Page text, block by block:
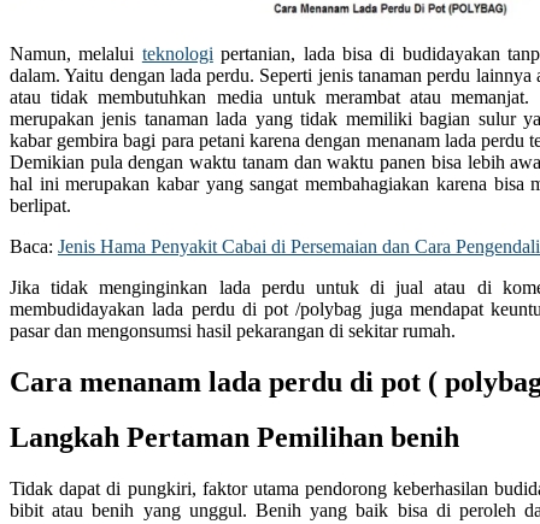
Namun, melalui teknologi pertanian, lada bisa di budidayakan
dalam. Yaitu dengan lada perdu. Seperti jenis tanaman perdu
atau tidak membutuhkan media untuk merambat atau
merupakan jenis tanaman lada yang tidak memiliki bagian sulur
kabar gembira bagi para petani karena dengan menanam lada perdu
Demikian pula dengan waktu tanam dan waktu panen bisa lebih
hal ini merupakan kabar yang sangat membahagiakan karena bisa
berlipat.
Baca: Jenis Hama Penyakit Cabai di Persemaian dan Cara
Jika tidak menginginkan lada perdu untuk di jual atau di
membudidayakan lada perdu di pot /polybag juga mendapat
pasar dan mengonsumsi hasil pekarangan di sekitar rumah.
Cara menanam lada perdu di pot (
Langkah Pertaman Pemilihan benih
Tidak dapat di pungkiri, faktor utama pendorong keberhasilan
bibit atau benih yang unggul. Benih yang baik bisa di peroleh